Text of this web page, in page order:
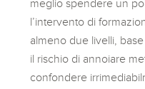
meglio spendere un
l’intervento di
almeno due livelli,
il rischio di annoiare
confondere